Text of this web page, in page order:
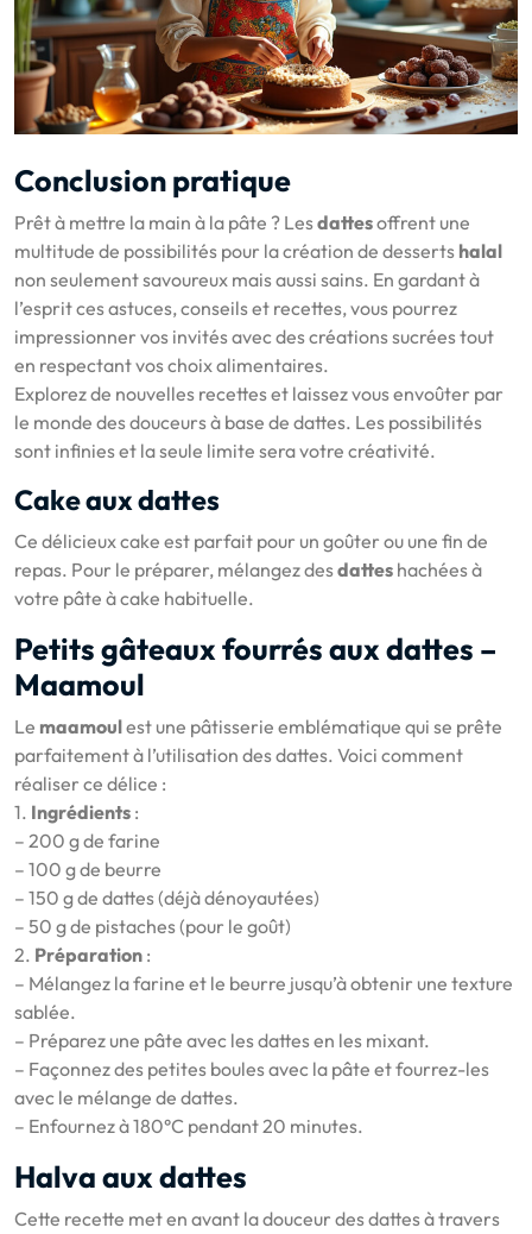
Conclusion pratique
Prêt à mettre la main à la pâte ? Lesdattesoffrent une
multitude de possibilités pour la création de desserts halal
non seulement savoureux mais aussi sains. En gardant à
l’esprit ces astuces, conseils et recettes, vous pourrez
impressionner vos invités avec des créations sucrées tout
en respectant vos choix alimentaires.
Explorez de nouvelles recettes et laissez vous envoûter par
le monde des douceurs à base de dattes. Les possibilités
sont infinies et la seule limite sera votre créativité.
Cake aux dattes
Ce délicieux cake est parfait pour un goûter ou une fin de
repas. Pour le préparer, mélangez desdattes hachées à
votre pâte à cake habituelle.
Petits gâteaux fourrés aux dattes –
Maamoul
Le maamoulest une pâtisserie emblématique qui se prête
parfaitement à l’utilisation des dattes. Voici comment
réaliser ce délice :
1. Ingrédients :
– 200 g de farine
– 100 g de beurre
– 150 g de dattes (déjà dénoyautées)
– 50 g de pistaches (pour le goût)
2. Préparation :
– Mélangez la farine et le beurre jusqu’à obtenir une texture
sablée.
– Préparez une pâte avec les dattes en les mixant.
– Façonnez des petites boules avec la pâte et fourrez-les
avec le mélange de dattes.
– Enfournez à 180°C pendant 20 minutes.
Halva aux dattes
Cette recette met en avant la douceur des dattes à travers